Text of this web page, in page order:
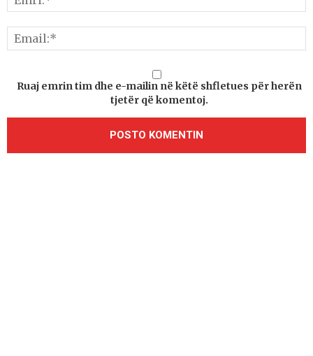
Ruaj emrin tim dhe e-mailin në këtë shfletues për herën
tjetër që komentoj.